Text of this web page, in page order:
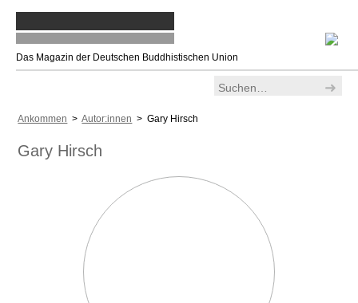
Das Magazin der Deutschen Buddhistischen Union
Ankommen >Autor:innen > Gary Hirsch
Gary Hirsch